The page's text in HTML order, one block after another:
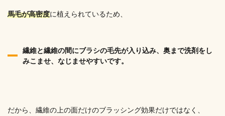
馬毛が高密度に植えられているため、
繊維と繊維の間にブラシの毛先が入り込み、奥まで洗剤をし
みこませ、なじませやすいです。
だから、繊維の上の面だけのブラッシング効果だけではなく、